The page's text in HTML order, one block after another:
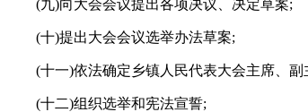
(九)向大会会议提出各项决议、决定草案;
(十)提出大会会议选举办法草案;
(十一)依法确定乡镇人民代表大会主席、
(十二)组织选举和宪法宣誓;